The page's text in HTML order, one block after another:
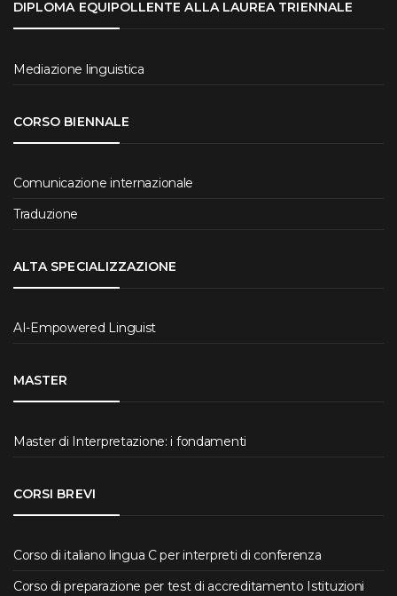
DIPLOMA EQUIPOLLENTE ALLA LAUREA TRIENNALE
Mediazione linguistica
CORSO BIENNALE
Comunicazione internazionale
Traduzione
ALTA SPECIALIZZAZIONE
AI-Empowered Linguist
MASTER
Master di Interpretazione: i fondamenti
CORSI BREVI
Corso di italiano lingua C per interpreti di conferenza
Corso di preparazione per test di accreditamento Istituzioni